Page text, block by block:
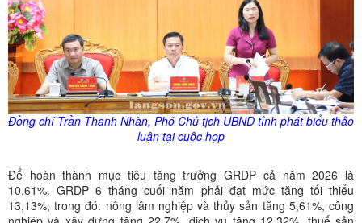
Đồng chí Trần Thanh Nhàn, Phó Chủ tịch UBND tỉnh phát biểu thảo
luận tại cuộc họp
Để hoàn thành mục tiêu tăng trưởng GRDP cả năm 2026 là
10,61%. GRDP 6 tháng cuối năm phải đạt mức tăng tối thiểu
13,13%, trong đó: nông lâm nghiệp và thủy sản tăng 5,61%, công